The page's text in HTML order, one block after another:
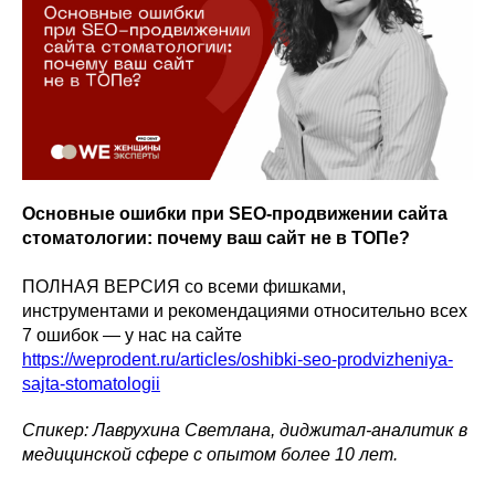
Основные ошибки при SEO-продвижении сайта
стоматологии: почему ваш сайт не в ТОПе?
ПОЛНАЯ ВЕРСИЯ со всеми фишками,
инструментами и рекомендациями относительно всех
7 ошибок — у нас на сайте
https://weprodent.ru/articles/oshibki-seo-prodvizheniya-
sajta-stomatologii
Спикер: Лаврухина Светлана, диджитал-аналитик в
медицинской сфере с опытом более 10 лет.